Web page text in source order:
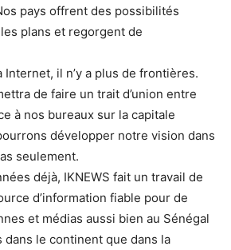
pays offrent des possibilités
plans et regorgent de
Internet, il n’y a plus de frontières.
de faire un trait d’union entre
à nos bureaux sur la capitale
développer notre vision dans
seulement.
déjà, IKNEWS fait un travail de
d’information fiable pour de
et médias aussi bien au Sénégal
dans le continent que dans la